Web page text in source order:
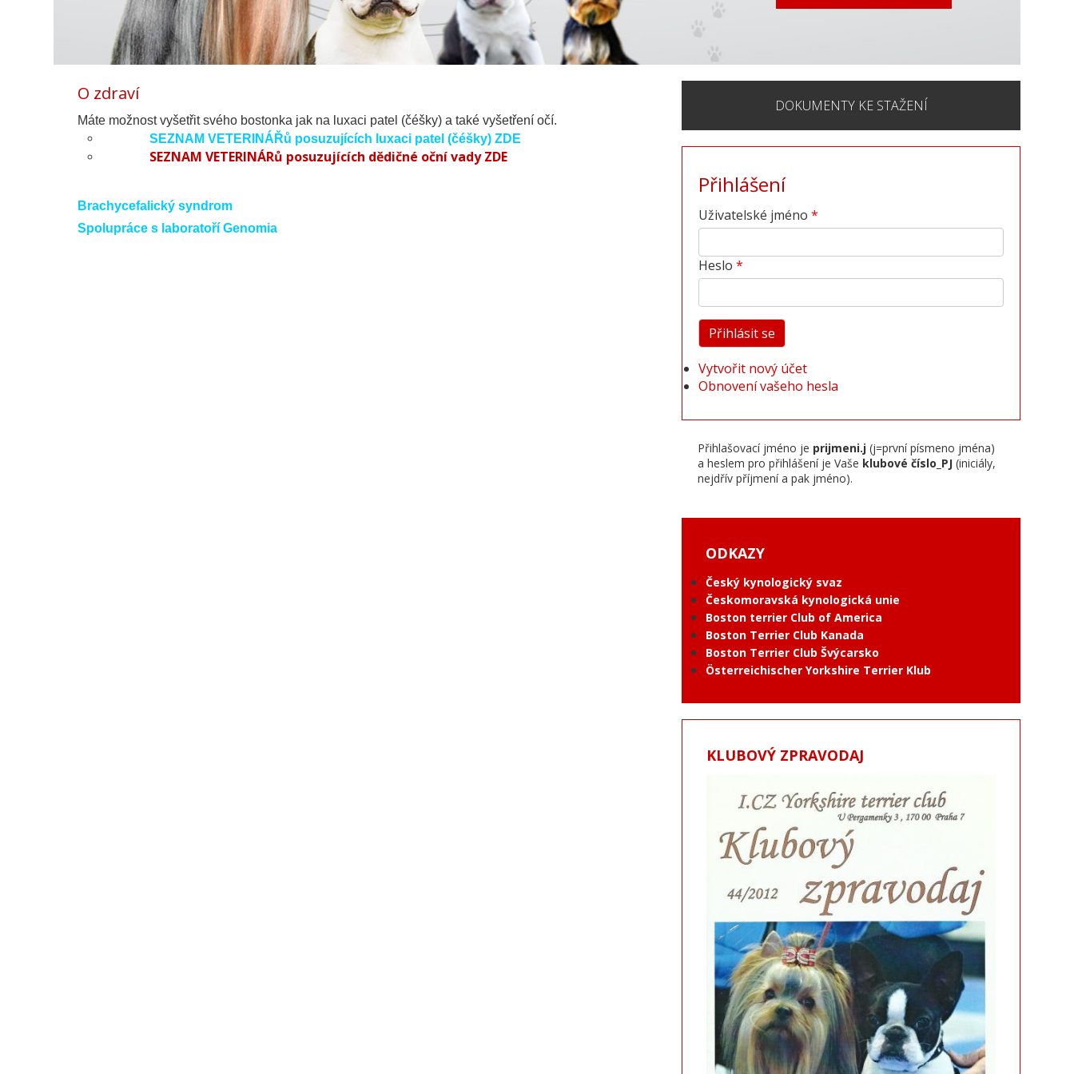
O zdraví
Máte možnost vyšetřit svého bostonka jak na luxaci patel (čéšky) a také vyšetření očí.
SEZNAM VETERINÁŘů posuzujících luxaci patel (čéšky) ZDE
SEZNAM VETERINÁRů posuzujících dědičné oční vady ZDE
Brachycefalický syndrom
Spolupráce s laboratoří Genomia
DOKUMENTY KE STAŽENÍ
Přihlášení
Uživatelské jméno
Heslo
Vytvořit nový účet
Obnovení vašeho hesla
Přihlašovací jméno je prijmeni.j (j=první písmeno jména)
a heslem pro přihlášení je Vaše klubové číslo_PJ (iniciály,
nejdřív příjmení a pak jméno).
ODKAZY
Český kynologický svaz
Českomoravská kynologická unie
Boston terrier Club of America
Boston Terrier Club Kanada
Boston Terrier Club Švýcarsko
Österreichischer Yorkshire Terrier Klub
KLUBOVÝ ZPRAVODAJ